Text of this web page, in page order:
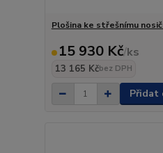
Plošina ke střešnímu
15 930 Kč/ks
13 165 Kčbez DPH
Přidat